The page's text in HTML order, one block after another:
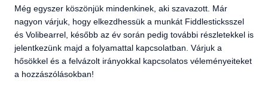
Még egyszer köszönjük mindenkinek, aki szavazott. Már
nagyon várjuk, hogy elkezdhessük a munkát Fiddlesticksszel
és Volibearrel, később az év során pedig további részletekkel is
jelentkezünk majd a folyamattal kapcsolatban. Várjuk a
hősökkel és a felvázolt irányokkal kapcsolatos véleményeiteket
a hozzászólásokban!